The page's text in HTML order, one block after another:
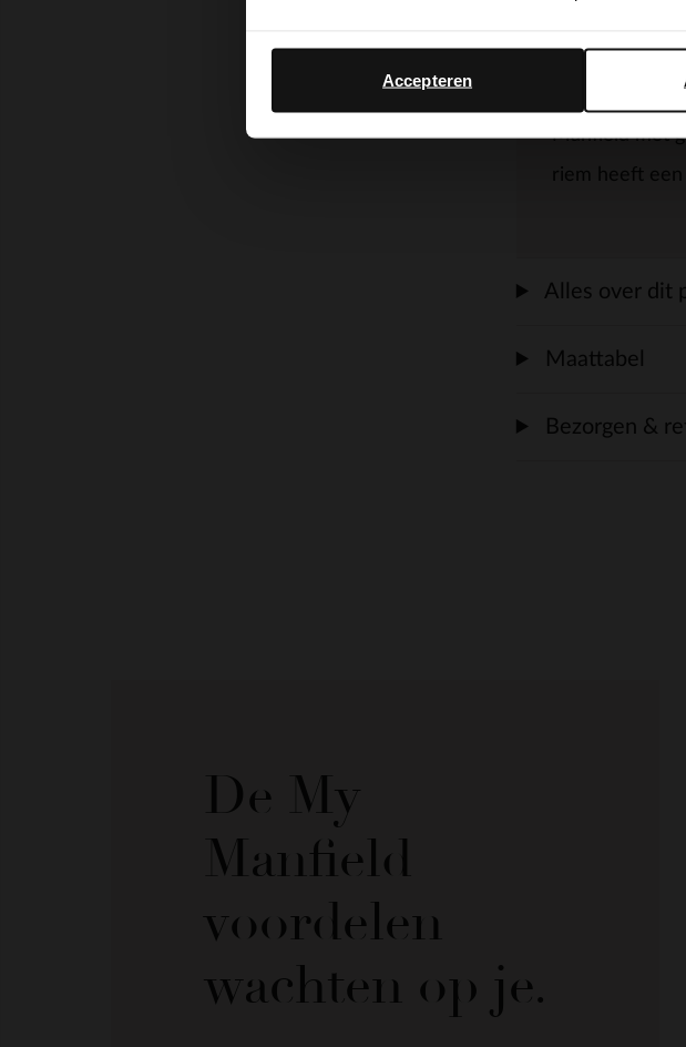
Accepteren
Omschrijving
Donkerbruine
Manfield met
riem heeft
Alles over dit
Maattabel
Bezorgen &
De My
Manfield
voordelen
wachten op je.